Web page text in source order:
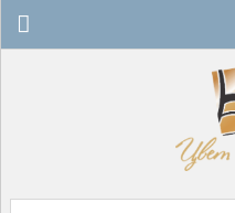
ДЕРЕВЯННЫЕ СТОЛЫ
ОБЕДЕННЫЕ ГРУППЫ